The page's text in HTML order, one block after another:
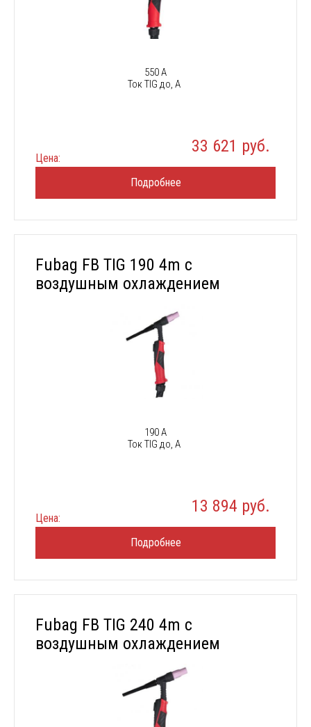
550 А
Ток TIG до, А
Цена:
33 621 руб.
Подробнее
Fubag FB TIG 190 4m с
воздушным охлаждением
190 А
Ток TIG до, А
Цена:
13 894 руб.
Подробнее
Fubag FB TIG 240 4m с
воздушным охлаждением